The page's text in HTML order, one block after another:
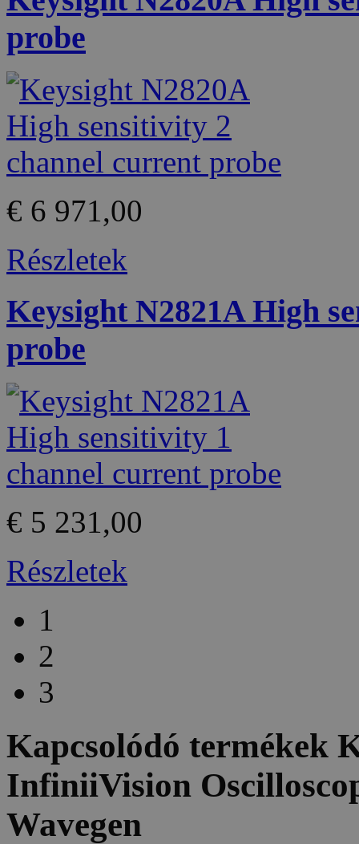
probe
€ 6 971,00
Részletek
Keysight N2821A High
probe
€ 5 231,00
Részletek
1
2
3
Kapcsolódó termékek
InfiniiVision
Wavegen